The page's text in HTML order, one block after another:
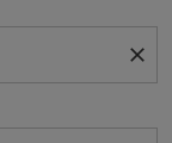
close